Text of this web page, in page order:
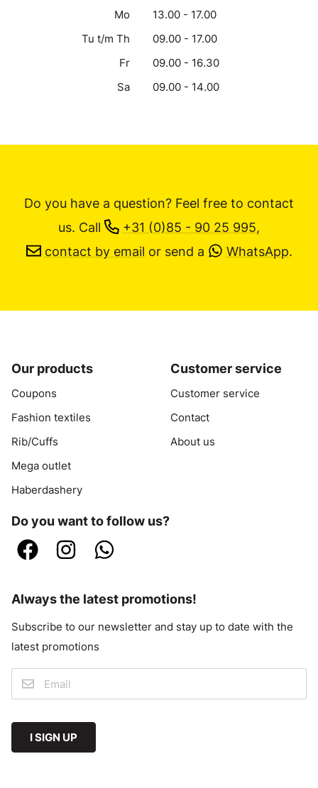
Mo
13.00 - 17.00
Tu t/m Th
09.00 - 17.00
Fr
09.00 - 16.30
Sa
09.00 - 14.00
Do you have a question? Feel free to contact
us. Call +31 (0)85 - 90 25 995,
contact by email or send a WhatsApp.
Our products
Coupons
Fashion textiles
Rib/Cuffs
Mega outlet
Haberdashery
Customer service
Customer service
Contact
About us
Do you want to follow us?
Always the latest promotions!
Subscribe to our newsletter and stay up to date with the
latest promotions
I SIGN UP